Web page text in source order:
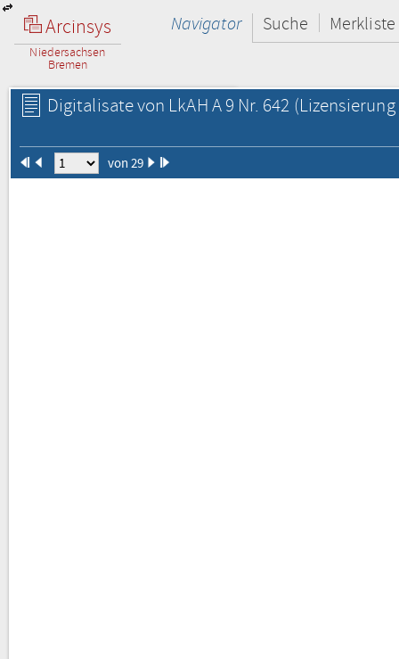
Arcinsys
Niedersachsen
Bremen
Navigator Suche Merkliste
Digitalisate von LkAH A 9 Nr. 642
von 29